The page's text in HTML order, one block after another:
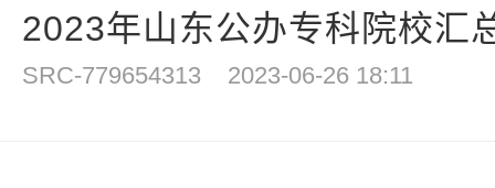
2023年山东公办专科院校汇
SRC-779654313 2023-06-26 18:11